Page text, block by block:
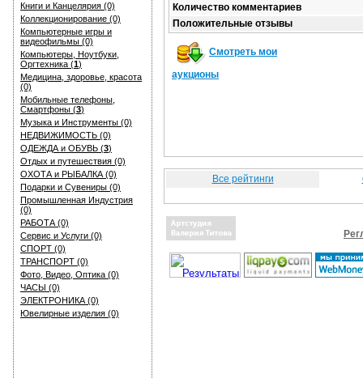
Книги и Канцелярия (0)
Коллекционирование (0)
Компьютерные игры и
видеофильмы (0)
Компьютеры, Ноутбуки,
Оргтехника (1)
Медицина, здоровье, красота
(0)
Мобильные телефоны,
Смартфоны (3)
Музыка и Инструменты (0)
НЕДВИЖИМОСТЬ (0)
ОДЕЖДА и ОБУВЬ (3)
Отдых и путешествия (0)
ОХОТА и РЫБАЛКА (0)
Подарки и Сувениры (0)
Промышленная Индустрия
(0)
РАБОТА (0)
Сервис и Услуги (0)
СПОРТ (0)
ТРАНСПОРТ (0)
Фото, Видео, Оптика (0)
ЧАСЫ (0)
ЭЛЕКТРОНИКА (0)
Ювелирные изделия (0)
Количество комментариев
Положительные отзывы
Смотреть мои
аукционы
Все рейтинги